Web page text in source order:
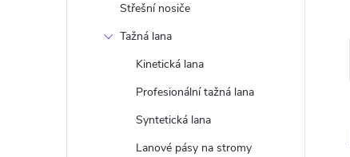
Střešní nosiče
Tažná lana
Kinetická lana
Profesionální tažná lana
Syntetická lana
Lanové pásy na stromy